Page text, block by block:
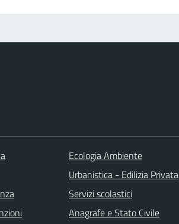
Ecologia Ambiente
Urbanistica - Edilizia Privata
Servizi scolastici
Anagrafe e Stato Civile